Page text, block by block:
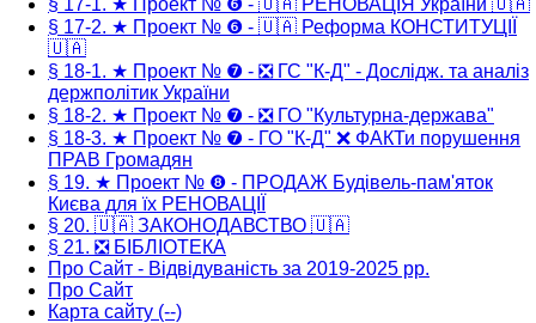
§ 17-2. ★ Проект № ❻ - 🇺🇦 Реформа КОНСТИТУЦІЇ
🇺🇦
§ 18-1. ★ Проект № ❼ - ❎ ГС "К-Д" - Дослідж. та аналіз
держполітик України
§ 18-2. ★ Проект № ❼ - ❎ ГО "Культурна-держава"
§ 18-3. ★ Проект № ❼ - ГО "К-Д" ❌ ФАКТи порушення
ПРАВ Громадян
§ 19. ★ Проект № ❽ - ПРОДАЖ Будівель-пам'яток
Києва для їх РЕНОВАЦІЇ
§ 20. 🇺🇦 ЗАКОНОДАВСТВО 🇺🇦
§ 21. ❎ БІБЛІОТЕКА
Про Сайт - Відвідуваність за 2019-2025 рр.
Про Сайт
Карта сайту (--)